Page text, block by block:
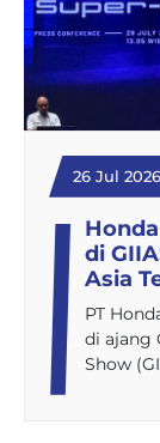
26 Jul 2026
di
Asia
PT
di ajang
Show